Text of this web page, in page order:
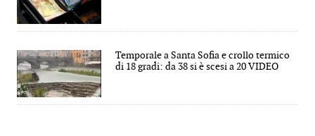
Temporale a Santa Sofia e crollo termico
di 18 gradi: da 38 si è scesi a 20 VIDEO